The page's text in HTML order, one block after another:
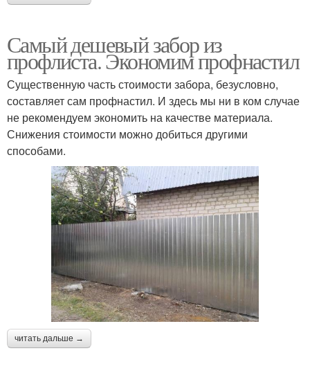
Самый дешевый забор из
профлиста. Экономим профнастил
Существенную часть стоимости забора, безусловно,
составляет сам профнастил. И здесь мы ни в ком случае
не рекомендуем экономить на качестве материала.
Снижения стоимости можно добиться другими
способами.
читать дальше →